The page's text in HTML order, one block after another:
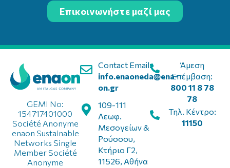
Επικοινωνήστε μαζί μας
Contact Email:
info.enaoneda@ena-
on.gr
109-111
Λεωφ.
Μεσογείων &
Ρούσσου,
Κτήριο Γ2,
11526, Αθήνα
GEMI No:
154717401000
Société Anonyme
enaon Sustainable
Networks Single
Member Société
Anonyme
Άμεση
Επέμβαση:
800 11 8 78
78
Τηλ. Κέντρο:
11150